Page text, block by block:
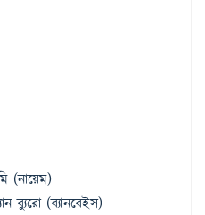
(নায়েম)
ব্যুরো (ব্যানবেইস)